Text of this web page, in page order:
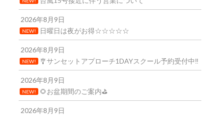
2026年8月9日
NEW! 日曜日は夜がお得☆☆☆☆☆
2026年8月9日
NEW! 🎐サンセットアプローチ1DAYスクール予約受付中‼️
2026年8月9日
NEW! 🌻お盆期間のご案内⛳
2026年8月9日